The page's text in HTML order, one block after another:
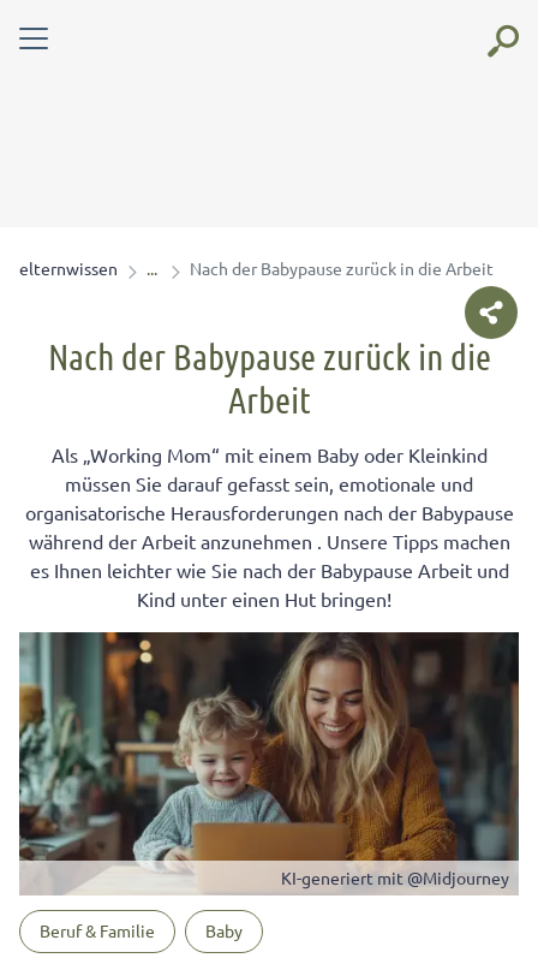
elternwissen Nach der Babypause zurück in die Arbeit
Nach der Babypause zurück in die
Arbeit
Als „Working Mom“ mit einem Baby oder Kleinkind
müssen Sie darauf gefasst sein, emotionale und
organisatorische Herausforderungen nach der Babypause
während der Arbeit anzunehmen . Unsere Tipps machen
es Ihnen leichter wie Sie nach der Babypause Arbeit und
Kind unter einen Hut bringen!
KI-generiert mit @Midjourney
Beruf & Familie Baby